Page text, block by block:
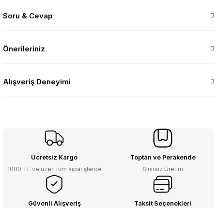
Soru & Cevap
Önerileriniz
Alışveriş Deneyimi
Ücretsiz Kargo
1000 TL ve üzeri tüm siparişlerde
Toptan ve Perakende
Sınırsız Üretim
Güvenli Alışveriş
Taksit Seçenekleri